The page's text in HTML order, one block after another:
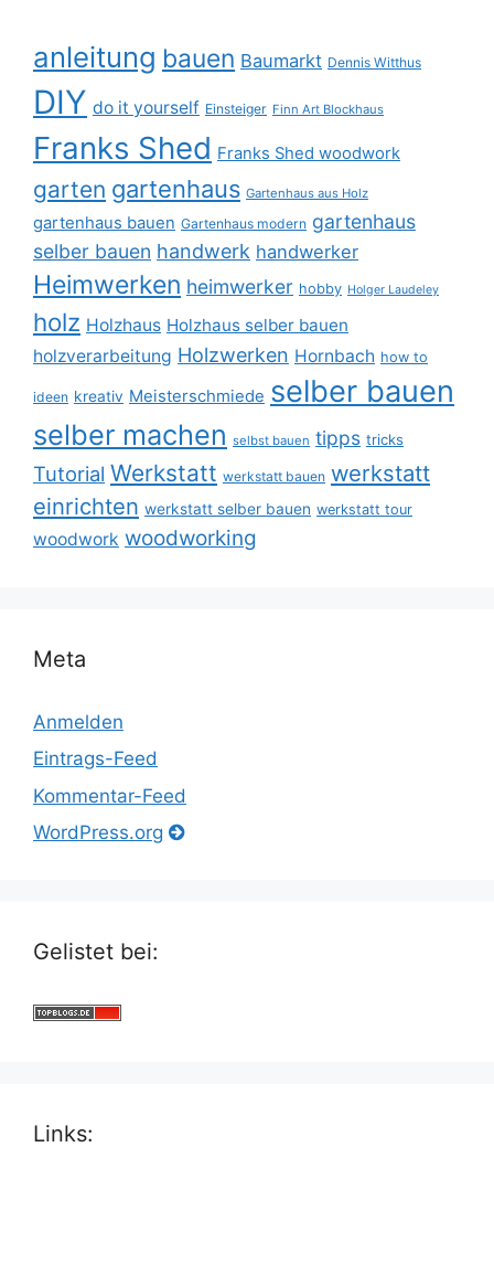
anleitung bauen Baumarkt Dennis Witthus
DIY do it yourself Einsteiger Finn Art Blockhaus
Franks Shed Franks Shed woodwork
garten gartenhaus Gartenhaus aus Holz
gartenhaus bauen Gartenhaus modern gartenhaus
selber bauen handwerk handwerker
Heimwerken heimwerker hobby Holger Laudeley
holz Holzhaus Holzhaus selber bauen
holzverarbeitung Holzwerken Hornbach how to
ideen kreativ Meisterschmiede selber bauen
selber machen selbst bauen tipps tricks
Tutorial Werkstatt werkstatt bauen werkstatt
einrichten werkstatt selber bauen werkstatt tour
woodwork woodworking
Meta
Anmelden
Eintrags-Feed
Kommentar-Feed
WordPress.org
Gelistet bei:
Links: